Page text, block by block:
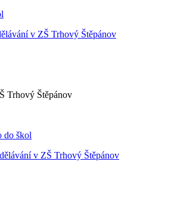
v ZŠ Trhový Štěpánov
Trhový Štěpánov
do škol
v ZŠ Trhový Štěpánov